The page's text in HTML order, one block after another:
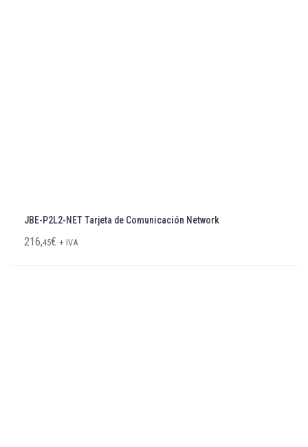
JBE-P2L2-NET Tarjeta de Comunicación Network
216,45€ + IVA